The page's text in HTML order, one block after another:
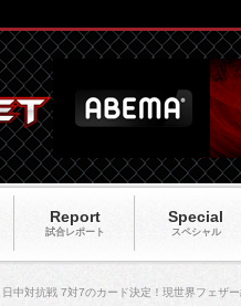
Report
試合レポート
Special
スペシャル
日中対抗戦 7対7のカード決定！現世界フェザ